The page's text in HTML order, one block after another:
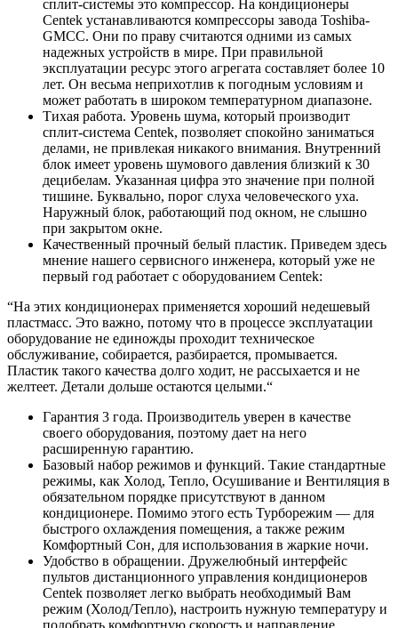
сплит-системы это компрессор. На кондиционеры
Centek устанавливаются компрессоры завода Toshiba-
GMCC. Они по праву считаются одними из самых
надежных устройств в мире. При правильной
эксплуатации ресурс этого агрегата составляет более 10
лет. Он весьма неприхотлив к погодным условиям и
может работать в широком температурном диапазоне.
Тихая работа. Уровень шума, который производит
сплит-система Centek, позволяет спокойно заниматься
делами, не привлекая никакого внимания. Внутренний
блок имеет уровень шумового давления близкий к 30
децибелам. Указанная цифра это значение при полной
тишине. Буквально, порог слуха человеческого уха.
Наружный блок, работающий под окном, не слышно
при закрытом окне.
Качественный прочный белый пластик. Приведем здесь
мнение нашего сервисного инженера, который уже не
первый год работает с оборудованием Centek:
“На этих кондиционерах применяется хороший недешевый
пластмасс. Это важно, потому что в процессе эксплуатации
оборудование не единожды проходит техническое
обслуживание, собирается, разбирается, промывается.
Пластик такого качества долго ходит, не рассыхается и не
желтеет. Детали дольше остаются целыми.“
Гарантия 3 года. Производитель уверен в качестве
своего оборудования, поэтому дает на него
расширенную гарантию.
Базовый набор режимов и функций. Такие стандартные
режимы, как Холод, Тепло, Осушивание и Вентиляция в
обязательном порядке присутствуют в данном
кондиционере. Помимо этого есть Турборежим — для
быстрого охлаждения помещения, а также режим
Комфортный Сон, для использования в жаркие ночи.
Удобство в обращении. Дружелюбный интерфейс
пультов дистанционного управления кондиционеров
Centek позволяет легко выбрать необходимый Вам
режим (Холод/Тепло), настроить нужную температуру и
подобрать комфортную скорость и направление